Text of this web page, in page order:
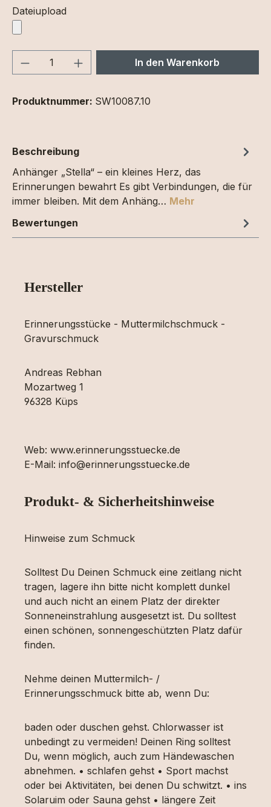
Dateiupload
Produkt Anzahl: Gib denIn den Warenkorb
Produktnummer: SW10087.10
Beschreibung
Anhänger „Stella“ – ein kleines Herz, das
Erinnerungen bewahrt Es gibt Verbindungen, die für
immer bleiben. Mit dem Anhäng… Mehr
Bewertungen
Hersteller
Erinnerungsstücke - Muttermilchschmuck -
Gravurschmuck
Andreas Rebhan
Mozartweg 1
96328 Küps
Web: www.erinnerungsstuecke.de
E-Mail: info@erinnerungsstuecke.de
Produkt- & Sicherheitshinweise
Hinweise zum Schmuck
Solltest Du Deinen Schmuck eine zeitlang nicht
tragen, lagere ihn bitte nicht komplett dunkel
und auch nicht an einem Platz der direkter
Sonneneinstrahlung ausgesetzt ist. Du solltest
einen schönen, sonnengeschützten Platz dafür
finden.
Nehme deinen Muttermilch- /
Erinnerungsschmuck bitte ab, wenn Du:
baden oder duschen gehst. Chlorwasser ist
unbedingt zu vermeiden! Deinen Ring solltest
Du, wenn möglich, auch zum Händewaschen
abnehmen. • schlafen gehst • Sport machst
oder bei Aktivitäten, bei denen Du schwitzt. • ins
Solaruim oder Sauna gehst • längere Zeit